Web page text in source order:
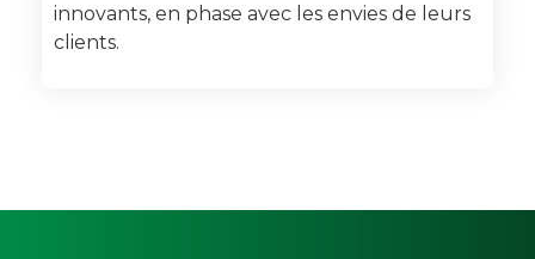
innovants, en phase avec les envies de leurs
clients.